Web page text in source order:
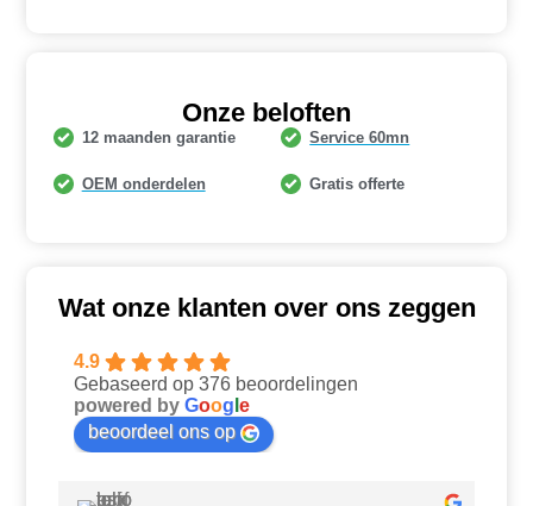
Onze beloften
12 maanden garantie Service 60mn
OEM onderdelen Gratis offerte
Wat onze klanten over ons zeggen
4.9
Gebaseerd op 376 beoordelingen
powered byGoog le
beoordeel ons op